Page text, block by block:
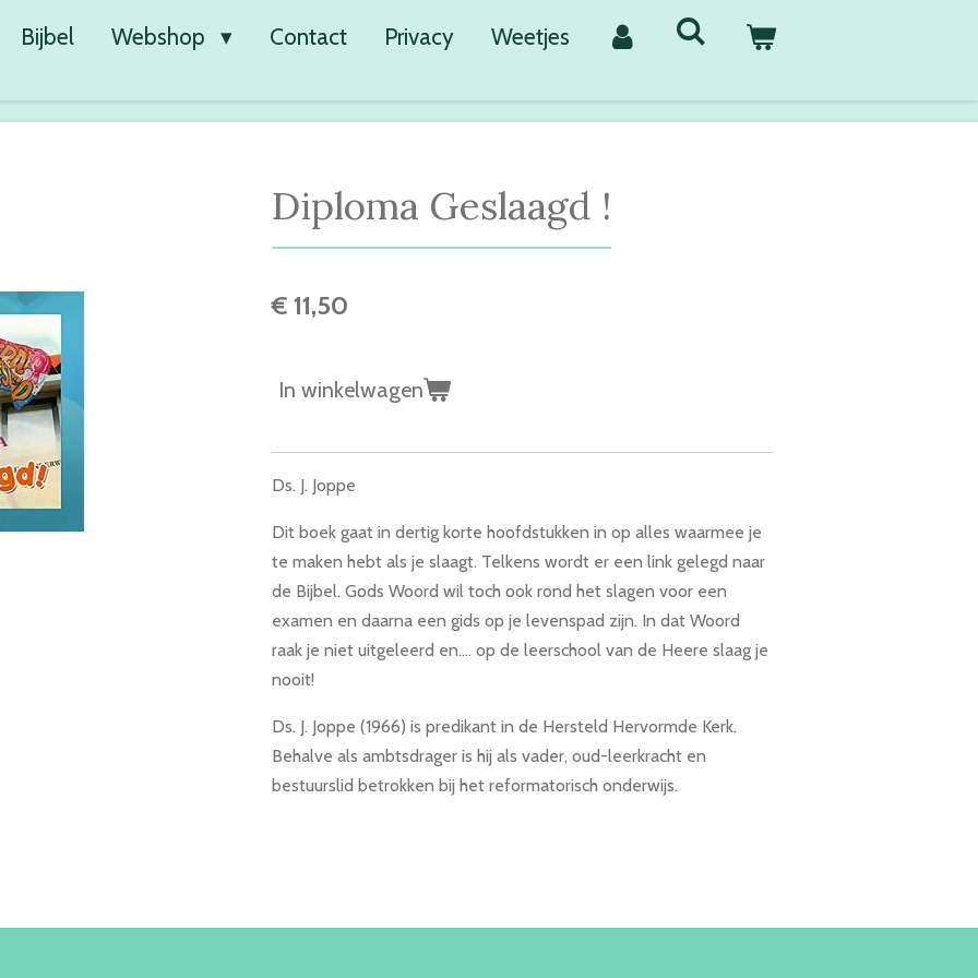
Bijbel Webshop Contact Privacy Weetjes
Diploma Geslaagd !
€ 11,50
In winkelwagen
Ds. J. Joppe
Dit boek gaat in dertig korte hoofdstukken in op alles waarmee je
te maken hebt als je slaagt. Telkens wordt er een link gelegd naar
de Bijbel. Gods Woord wil toch ook rond het slagen voor een
examen en daarna een gids op je levenspad zijn. In dat Woord
raak je niet uitgeleerd en.... op de leerschool van de Heere slaag je
nooit!
Ds. J. Joppe (1966) is predikant in de Hersteld Hervormde Kerk.
Behalve als ambtsdrager is hij als vader, oud-leerkracht en
bestuurslid betrokken bij het reformatorisch onderwijs.